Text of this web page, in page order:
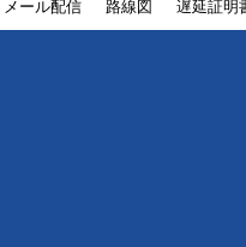
メール配信 路線図 遅延証明